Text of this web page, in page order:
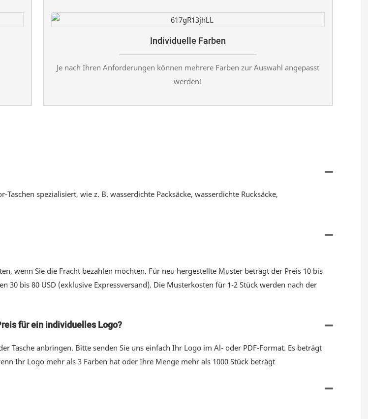
Individuelle Farben
Je nach Ihren Anforderungen können mehrere Farben zur Auswahl angepasst
werden!
spezialisiert, wie z. B. wasserdichte Packsäcke, wasserdichte Rucksäcke,
wenn Sie die Fracht bezahlen möchten. Für neu hergestellte Muster beträgt der Preis 10 bis
bis 80 USD (exklusive Expressversand). Die Musterkosten für 1-2 Stück werden nach der
für ein individuelles Logo?
Tasche anbringen. Bitte senden Sie uns einfach Ihr Logo im Al- oder PDF-Format. Es beträgt
Ihr Logo mehr als 3 Farben hat oder Ihre Menge mehr als 1000 Stück beträgt